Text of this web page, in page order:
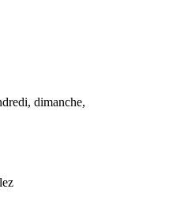
dimanche,